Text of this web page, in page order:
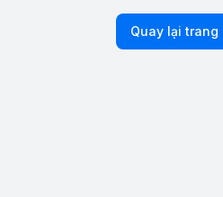
Quay lại trang